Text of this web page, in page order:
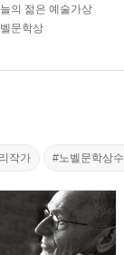
의 젊은 예술가상
문학상
작가 #노벨문학상